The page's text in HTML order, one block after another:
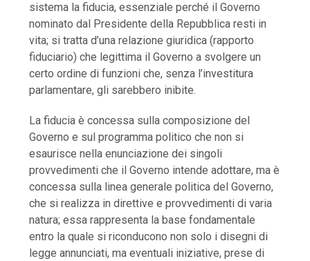
sistema la fiducia, essenziale perché il Governo
nominato dal Presidente della Repubblica resti in
vita; si tratta d’una relazione giuridica (rapporto
fiduciario) che legittima il Governo a svolgere un
certo ordine di funzioni che, senza l’investitura
parlamentare, gli sarebbero inibite.
La fiducia è concessa sulla composizione del
Governo e sul programma politico che non si
esaurisce nella enunciazione dei singoli
provvedimenti che il Governo intende adottare, ma è
concessa sulla linea generale politica del Governo,
che si realizza in direttive e provvedimenti di varia
natura; essa rappresenta la base fondamentale
entro la quale si riconducono non solo i disegni di
legge annunciati, ma eventuali iniziative, prese di